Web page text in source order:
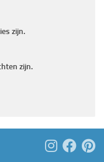
zijn.
zijn.